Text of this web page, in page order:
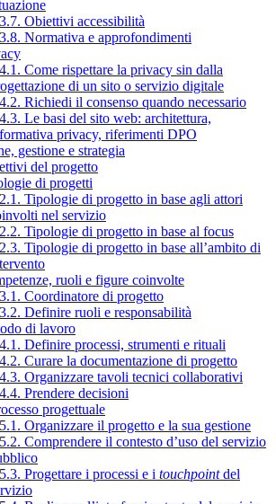
Obiettivi accessibilità
Normativa e approfondimenti
Come rispettare la privacy sin dalla
di un sito o servizio digitale
Richiedi il consenso quando necessario
Le basi del sito web: architettura,
privacy, riferimenti DPO
gestione e strategia
del progetto
di progetti
Tipologie di progetto in base agli attori
nel servizio
Tipologie di progetto in base al focus
Tipologie di progetto in base all’ambito di
ruoli e figure coinvolte
Coordinatore di progetto
Definire ruoli e responsabilità
di lavoro
Definire processi, strumenti e rituali
Curare la documentazione di progetto
Organizzare tavoli tecnici collaborativi
Prendere decisioni
progettuale
Organizzare il progetto e la sua gestione
Comprendere il contesto d’uso del servizio
Progettare i processi e i touchpointdel